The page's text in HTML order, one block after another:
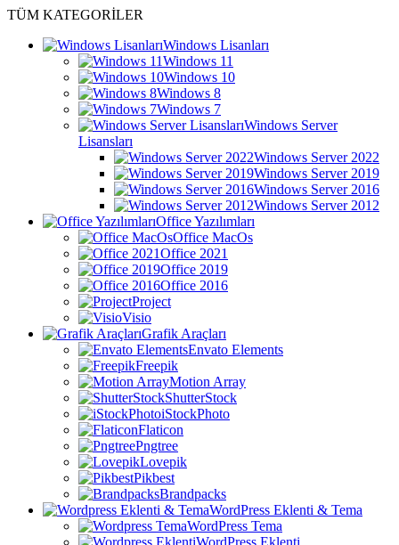
TÜM KATEGORİLER
Windows Lisanları
Windows 11
Windows 10
Windows 8
Windows 7
Windows Server
Lisansları
Windows Server 2022
Windows Server 2019
Windows Server 2016
Windows Server 2012
Office Yazılımları
Office MacOs
Office 2021
Office 2019
Office 2016
Project
Visio
Grafik Araçları
Envato Elements
Freepik
Motion Array
ShutterStock
iStockPhoto
Flaticon
Pngtree
Lovepik
Pikbest
Brandpacks
WordPress Eklenti & Tema
WordPress Tema
WordPress Eklenti